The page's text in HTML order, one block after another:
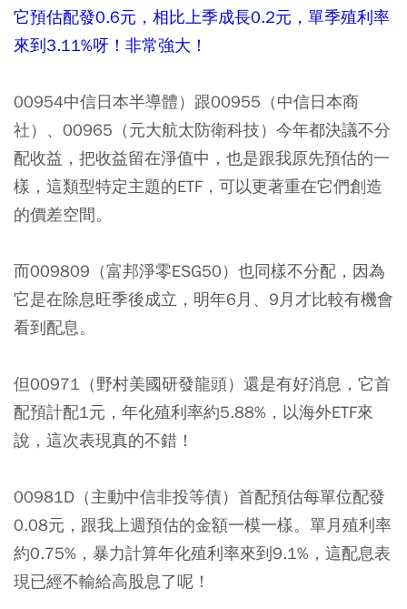
它預估配發0.6元，相比上季成長0.2元，單季殖利率
來到3.11%呀！非常強大！
00954中信日本半導體）跟00955（中信日本商
社）、00965（元大航太防衛科技）今年都決議不分
配收益，把收益留在淨值中，也是跟我原先預估的一
樣，這類型特定主題的ETF，可以更著重在它們創造
的價差空間。
而009809（富邦淨零ESG50）也同樣不分配，因為
它是在除息旺季後成立，明年6月、9月才比較有機會
看到配息。
但00971（野村美國研發龍頭）還是有好消息，它首
配預計配1元，年化殖利率約5.88%，以海外ETF來
說，這次表現真的不錯！
00981D（主動中信非投等債）首配預估每單位配發
0.08元，跟我上週預估的金額一模一樣。單月殖利率
約0.75%，暴力計算年化殖利率來到9.1%，這配息表
現已經不輸給高股息了呢！